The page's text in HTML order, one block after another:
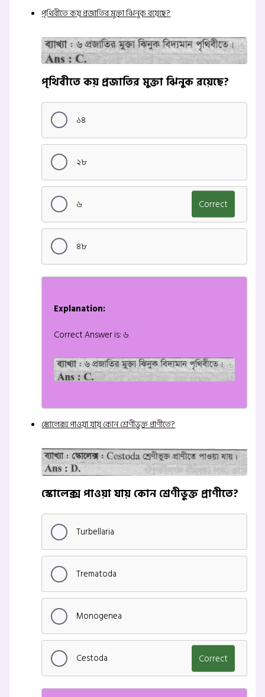
পৃথিবীতে কয় প্রজাতির মুক্তা ঝিনুক রয়েছে?
পৃথিবীতে কয় প্রজাতির মুক্তা ঝিনুক রয়েছে?
১৪
২৮
৬ Correct
৪৮
Explanation:
Correct Answer is: ৬
স্কোলেক্স পাওয়া যায় কোন শ্রেণীভুক্ত প্রাণীতে?
স্কোলেক্স পাওয়া যায় কোন শ্রেণীভুক্ত প্রাণীতে?
Turbellaria
Trematoda
Monogenea
Cestoda Correct